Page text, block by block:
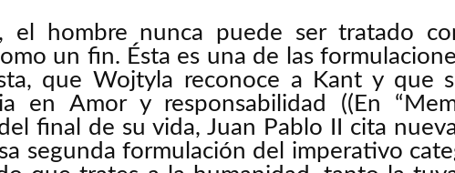
el hombre nunca puede ser tratado
un fin. Ésta es una de las
que Wojtyla reconoce a Kant y que
en Amor y responsabilidad ((En
final de su vida, Juan Pablo II cita
segunda formulación del imperativo